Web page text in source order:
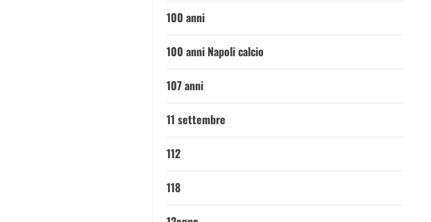
100 anni
100 anni Napoli calcio
107 anni
11 settembre
112
118